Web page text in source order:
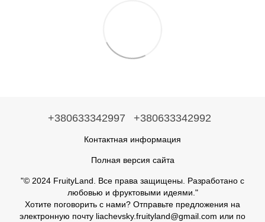
+380633342997 +380633342992
Контактная информация
Полная версия сайта
"© 2024 FruityLand. Все права защищены. Разработано с
любовью и фруктовыми идеями."
Хотите поговорить с нами? Отправьте предложения на
электронную почту liachevsky.fruityland@gmail.com или по